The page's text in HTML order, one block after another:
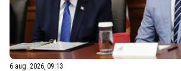
6 aug. 2026, 09:13